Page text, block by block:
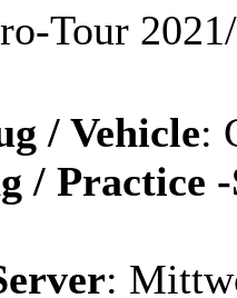
Tour
/ Vehicle:
/ Practice
: